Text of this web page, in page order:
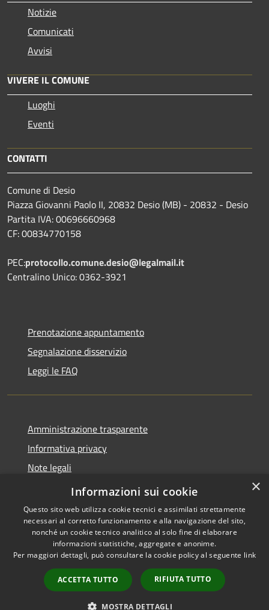
Notizie
Comunicati
Avvisi
VIVERE IL COMUNE
Luoghi
Eventi
CONTATTI
Comune di Desio
Piazza Giovanni Paolo II, 20832 Desio (MB) - 20832 - Desio
Partita IVA: 00696660968
CF: 00834770158
PEC:protocollo.comune.desio@legalmail.it
Centralino Unico: 0362-3921
Prenotazione appuntamento
Segnalazione disservizio
Leggi le FAQ
Amministrazione trasparente
Informativa privacy
Note legali
Dichiarazione di accessibilità
Accessibilità
Copyright © 2026 • Comune di
Desio • Powered by
Municipium•
Accesso
redazione
×
Informazioni sui cookie
Questo sito web utilizza cookie tecnici e assimilati strettamente
necessari al corretto funzionamento e alla navigazione del sito,
nonché un cookie tecnico analitico al solo fine di elaborare
informazioni statistiche, aggregate e anonime.
Per maggiori dettagli, può consultare la cookie policy al seguente link
ACCETTA TUTTO RIFIUTA TUTTO
MOSTRA DETTAGLI